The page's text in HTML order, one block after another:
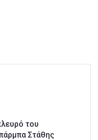
του
Στάθης